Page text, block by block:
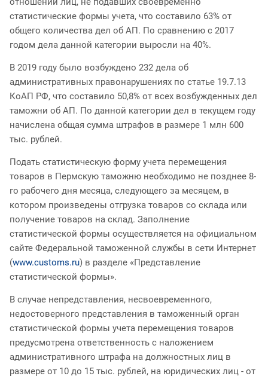
статистические формы учета, что составило 63% от
общего количества дел об АП. По сравнению с 2017
годом дела данной категории выросли на 40%.
В 2019 году было возбуждено 232 дела об
административных правонарушениях по статье 19.7.13
КоАП РФ, что составило 50,8% от всех возбужденных дел
таможни об АП. По данной категории дел в текущем году
начислена общая сумма штрафов в размере 1 млн 600
тыс. рублей.
Подать статистическую форму учета перемещения
товаров в Пермскую таможню необходимо не позднее 8-
го рабочего дня месяца, следующего за месяцем, в
котором произведены отгрузка товаров со склада или
получение товаров на склад. Заполнение
статистической формы осуществляется на официальном
сайте Федеральной таможенной службы в сети Интернет
(www.customs.ru) в разделе «Представление
статистической формы».
В случае непредставления, несвоевременного,
недостоверного представления в таможенный орган
статистической формы учета перемещения товаров
предусмотрена ответственность с наложением
административного штрафа на должностных лиц в
размере от 10 до 15 тыс. рублей, на юридических лиц - от